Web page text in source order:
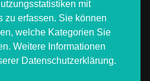
ÜBER „FESTIVAL-SICHERHEIT –
LESEN
mit
zu erfassen. Sie können
welche Kategorien Sie
Weitere Informationen
Datenschutzerklärung.